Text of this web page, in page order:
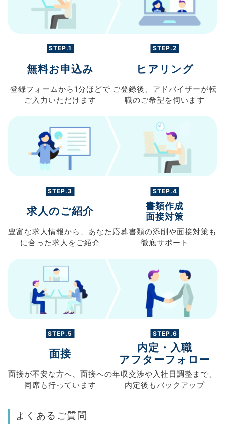
STEP.1
無料お申込み
登録フォームから 1分ほどで
ご入力 いただけます
STEP.2
ヒアリング
ご登録後、 アドバイザーが転
職のご希望を伺います
STEP.3
求人のご紹介
豊富な求人情報から、 あなた
に合った求人を ご紹介
STEP.4
書類作成
面接対策
応募書類の添削や面接対策も
徹底サポート
STEP.5
面接
面接が不安な方へ、 面接への
同席も行っています
STEP.6
内定・入職
アフターフォロー
年収交渉や入社日調整まで、
内定後もバックアップ
よくあるご質問